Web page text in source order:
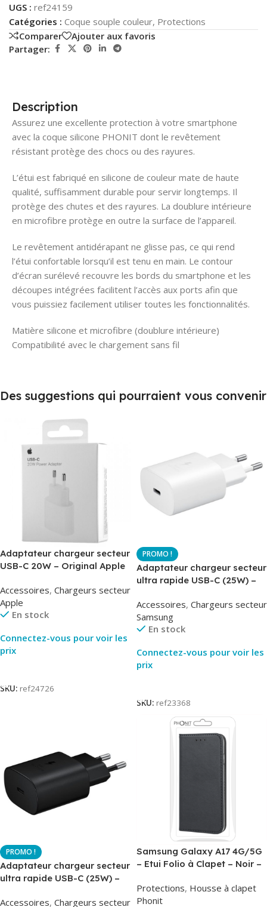
UGS : ref24159
Catégories : Coque souple couleur, Protections
Comparer
Ajouter aux favoris
Partager:
Description
Assurez une excellente protection à votre smartphone
avec la coque silicone PHONIT dont le revêtement
résistant protège des chocs ou des rayures.
L’étui est fabriqué en silicone de couleur mate de haute
qualité, suffisamment durable pour servir longtemps. Il
protège des chutes et des rayures. La doublure intérieure
en microfibre protège en outre la surface de l’appareil.
Le revêtement antidérapant ne glisse pas, ce qui rend
l’étui confortable lorsqu’il est tenu en main. Le contour
d’écran surélevé recouvre les bords du smartphone et les
découpes intégrées facilitent l’accès aux ports afin que
vous puissiez facilement utiliser toutes les fonctionnalités.
Matière silicone et microfibre (doublure intérieure)
Compatibilité avec le chargement sans fil
Des suggestions qui pourraient vous convenir
Adaptateur chargeur secteur
USB-C 20W – Original Apple
Original
Accessoires, Chargeurs secteur
Apple
En stock
Connectez-vous pour voir les
prix
SKU: ref24726
Adaptateur chargeur secteur
ultra rapide USB-C (25W) –
EP-TA800
Accessoires, Chargeurs secteur
Samsung
En stock
Connectez-vous pour voir les
prix
SKU: ref23368
Adaptateur chargeur secteur
ultra rapide USB-C (25W) –
TA800
Accessoires, Chargeurs secteur
Samsung Galaxy A17 4G/5G
– Etui Folio à Clapet – Noir –
Protections, Housse à clapet
Phonit